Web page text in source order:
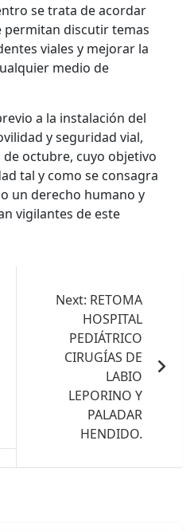
se trata de acordar
permitan discutir temas
viales y mejorar la
medio de
a la instalación del
y seguridad vial,
octubre, cuyo objetivo
tal y como se consagra
un derecho humano y
vigilantes de este
Next: RETOMA
HOSPITAL
PEDIÁTRICO
CIRUGÍAS DE
LABIO
LEPORINO Y
PALADAR
HENDIDO.